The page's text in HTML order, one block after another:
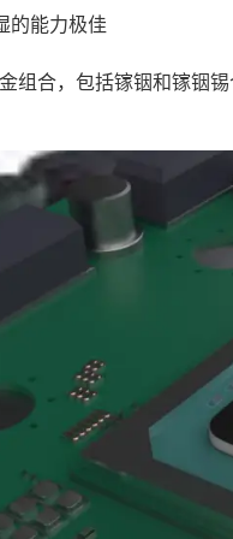
的能力极佳
组合，包括镓铟和镓铟